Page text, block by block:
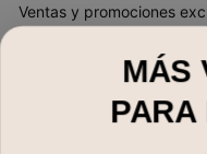
Ventas y promociones
Correo electrónico*MÁS
PARA